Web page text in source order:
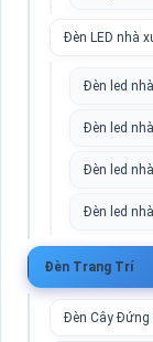
Đèn LED nhà
Đèn led
Đèn led
Đèn led
Đèn led
Đèn Trang Trí
Đèn Cây Đứng